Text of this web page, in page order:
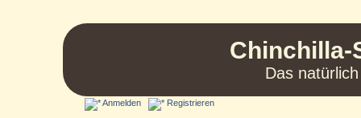
Chinchilla-
Das
Anmelden Registrieren